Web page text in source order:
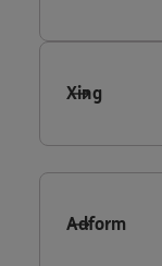
Xing
Adform